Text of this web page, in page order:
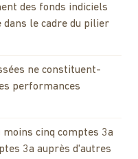
des fonds indiciels
dans le cadre du pilier
ne constituent-
performances
moins cinq comptes 3a
3a auprès d'autres